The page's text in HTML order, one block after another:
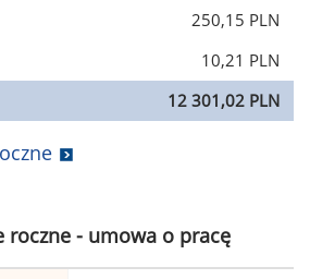
250,15 PLN
10,21 PLN
12 301,02 PLN
roczne - umowa o pracę